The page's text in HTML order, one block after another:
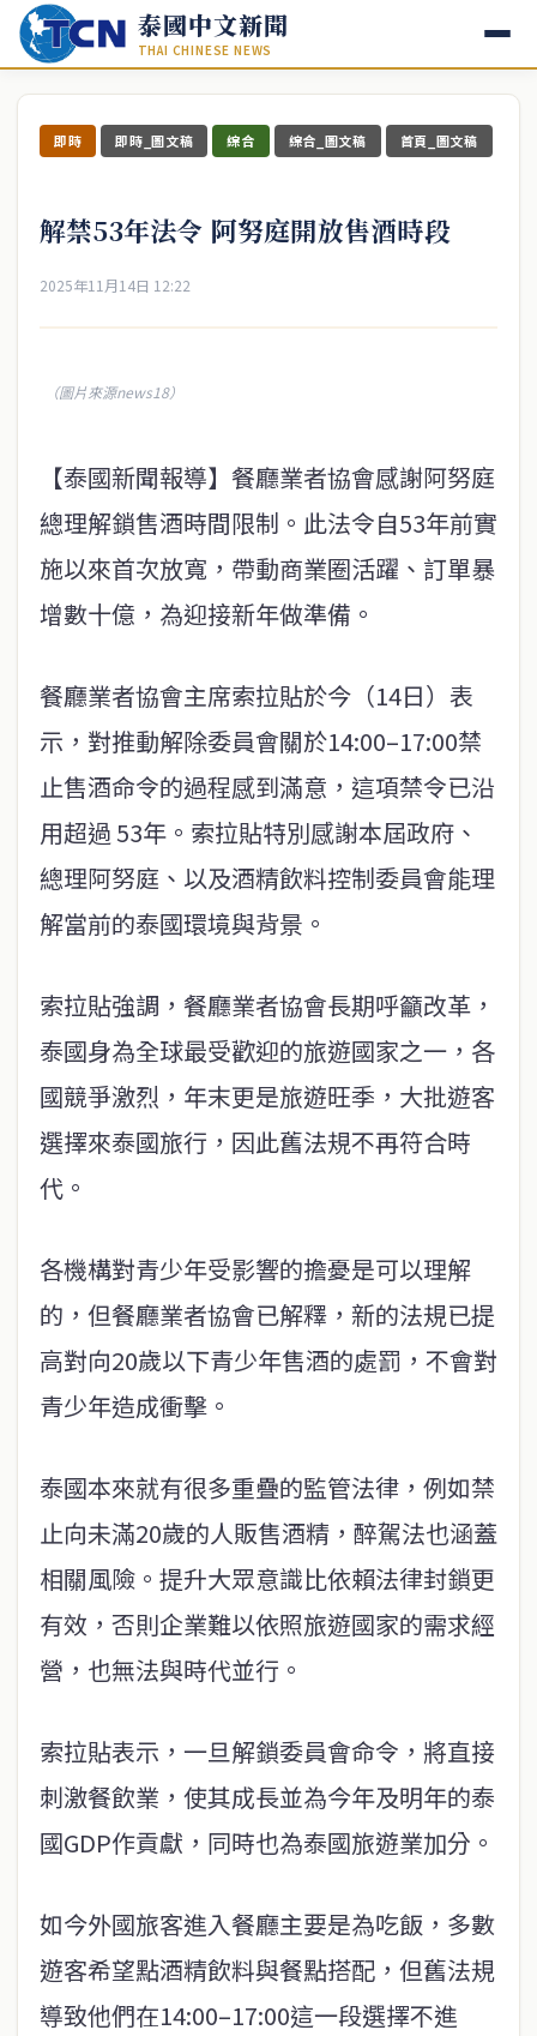
泰國中文新聞
THAI CHINESE NEWS
即時 即時_圖文稿 綜合 綜合_圖文稿 首頁_圖文稿
解禁53年法令 阿努庭開放售酒時段
2025年11月14日 12:22
（圖片來源news18）
【泰國新聞報導】餐廳業者協會感謝阿努庭
總理解鎖售酒時間限制。此法令自53年前實
施以來首次放寬，帶動商業圈活躍、訂單暴
增數十億，為迎接新年做準備。
餐廳業者協會主席索拉貼於今（14日）表
示，對推動解除委員會關於14:00–17:00禁
止售酒命令的過程感到滿意，這項禁令已沿
用超過 53年。索拉貼特別感謝本屆政府、
總理阿努庭、以及酒精飲料控制委員會能理
解當前的泰國環境與背景。
索拉貼強調，餐廳業者協會長期呼籲改革，
泰國身為全球最受歡迎的旅遊國家之一，各
國競爭激烈，年末更是旅遊旺季，大批遊客
選擇來泰國旅行，因此舊法規不再符合時
代。
各機構對青少年受影響的擔憂是可以理解
的，但餐廳業者協會已解釋，新的法規已提
高對向20歲以下青少年售酒的處罰，不會對
青少年造成衝擊。
泰國本來就有很多重疊的監管法律，例如禁
止向未滿20歲的人販售酒精，醉駕法也涵蓋
相關風險。提升大眾意識比依賴法律封鎖更
有效，否則企業難以依照旅遊國家的需求經
營，也無法與時代並行。
索拉貼表示，一旦解鎖委員會命令，將直接
刺激餐飲業，使其成長並為今年及明年的泰
國GDP作貢獻，同時也為泰國旅遊業加分。
如今外國旅客進入餐廳主要是為吃飯，多數
遊客希望點酒精飲料與餐點搭配，但舊法規
導致他們在14:00–17:00這一段選擇不進